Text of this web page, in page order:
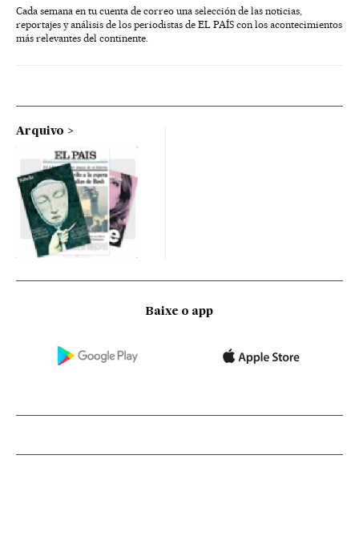
Cada semana en tu cuenta de correo una selección de las noticias,
reportajes y análisis de los periodistas de EL PAÍS con los acontecimientos
más relevantes del continente.
Arquivo
Baixe o app